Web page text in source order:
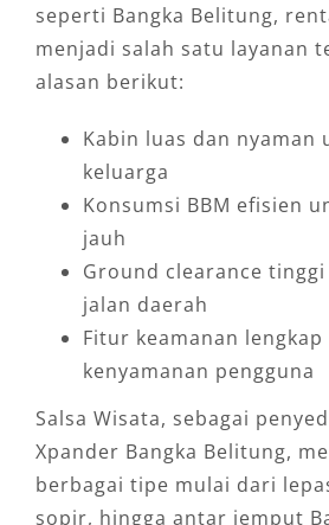
seperti Bangka Belitung,
menjadi salah satu layanan
alasan berikut:
Kabin luas dan nyaman
keluarga
Konsumsi BBM efisien
jauh
Ground clearance
jalan daerah
Fitur keamanan
kenyamanan pengguna
Salsa Wisata, sebagai
Xpander Bangka Belitung,
berbagai tipe mulai dari
sopir, hingga antar jemput